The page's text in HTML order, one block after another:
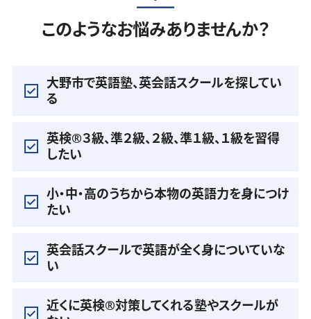
このようなお悩みありませんか？
大野市で英語塾、英会話スクールを探してい
る
英検®️３級、準２級、２級、準１級、１級を習得
したい
小・中・高のうちから本物の英語力を身につけ
たい
英会話スクールで英語が全く身についていな
い
近くに英検®️対策してくれる塾やスクールが